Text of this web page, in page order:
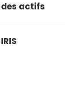
actifs